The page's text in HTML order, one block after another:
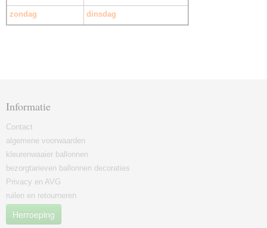
zondag dinsdag
Informatie
Contact
algemene voorwaarden
kleurenwaaier ballonnen
bezorgtarieven ballonnen decoraties
Privacy en AVG
ruilen en retourneren
Herroeping